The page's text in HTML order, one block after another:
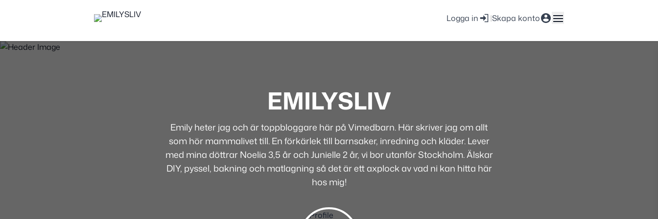
Logga in |Skapa konto
EMILYSLIV
Emily heter jag och är toppbloggare här på Vimedbarn. Här skriver jag om allt
som hör mammalivet till. En förkärlek till barnsaker, inredning och kläder. Lever
med mina döttrar Noelia 3,5 år och Junielle 2 år, vi bor utanför Stockholm. Älskar
DIY, pyssel, bakning och matlagning så det är ett axplock av vad ni kan hitta här
hos mig!